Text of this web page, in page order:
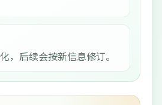
，后续会按新信息修订。